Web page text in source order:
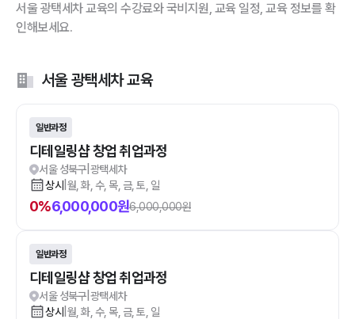
서울 광택세차 교육의 수강료와 국비지원, 교육 일정, 교육 정보를 확
인해보세요.
서울 광택세차 교육
일반과정
디테일링샵 창업 취업과정
서울 성북구 광택세차
상시 월, 화, 수, 목, 금, 토, 일
0%6,000,000원6,000,000원
일반과정
디테일링샵 창업 취업과정
서울 성북구 광택세차
상시 월, 화, 수, 목, 금, 토, 일